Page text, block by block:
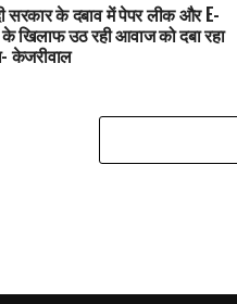
सरकार के दबाव में पेपर लीक और E-
खिलाफ उठ रही आवाज को दबा रहा
केजरीवाल